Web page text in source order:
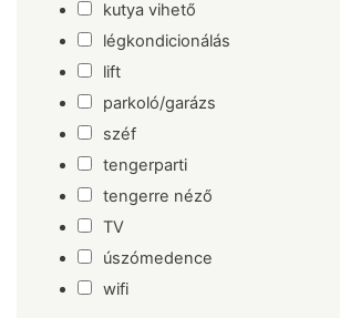
kutya vihető
légkondicionálás
lift
parkoló/garázs
széf
tengerparti
tengerre néző
TV
úszómedence
wifi